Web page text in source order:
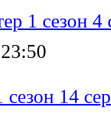
1 сезон 4
сезон 14